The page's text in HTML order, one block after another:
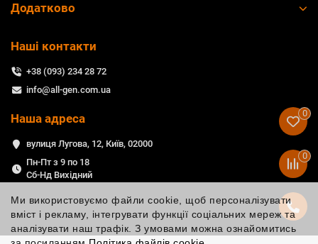
Ми використовуємо файли cookie, щоб персоналізувати
вміст і рекламу, інтегрувати функції соціальних мереж та
аналізувати наш трафік. З умовами можна ознайомитись
Додатково
Наші контакти
+38 (093) 234 28 72
info@all-gen.com.ua
Наша адреса
вулиця Лугова, 12, Київ, 02000
Пн-Пт з 9 по 18
Сб-Нд Вихідний
0
0